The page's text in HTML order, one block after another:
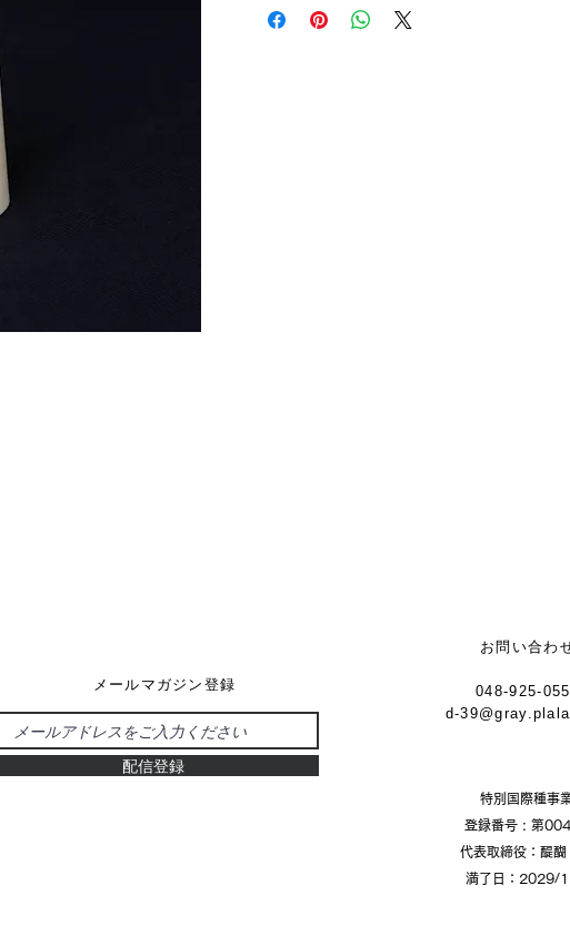
メールマガジン登録
配信登録
お問い合わ
048-925-
d-
特別国際種事
登録番号 : 第
代表取締役：醍
満了日：2029/